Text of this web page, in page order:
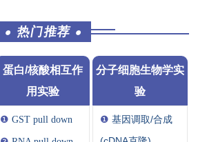
● 热门推荐 ●
蛋白/核酸相互作
用实验
❶GST pull down
分子细胞生物学实
验
❶ 基因调取/合成